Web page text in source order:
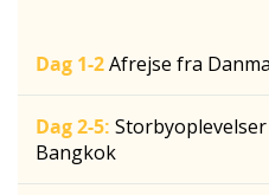
Dag 1-2Afrejse fra
Dag 2-5:
Bangkok